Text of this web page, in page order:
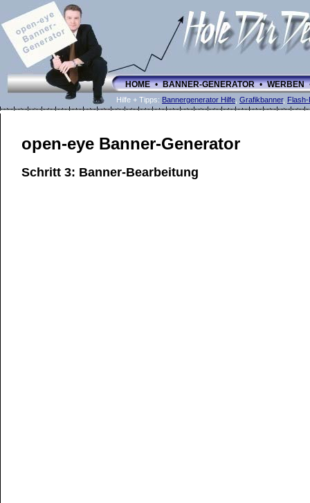
HOME • BANNER-GENERATOR • WERBEN
Hilfe + Tipps: Bannergenerator Hilfe Grafikbanner, Flash-
open-eye Banner-Generator
Schritt 3: Banner-Bearbeitung